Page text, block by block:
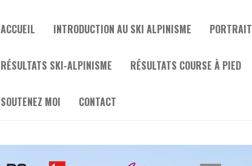
ACCUEIL INTRODUCTION AU SKI ALPINISME PORTRAIT
RÉSULTATS SKI-ALPINISME RÉSULTATS COURSE À PIED
SOUTENEZ MOI CONTACT